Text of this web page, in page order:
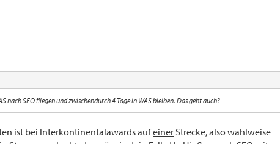
nach SFO fliegen und zwischendurch 4 Tage in WAS bleiben. Das geht auch?
ist bei Interkontinentalawards aufeinerStrecke, also wahlweise